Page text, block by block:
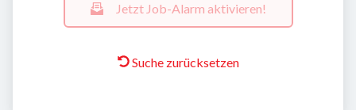
Jetzt Job-Alarm aktivieren!
Suche zurücksetzen